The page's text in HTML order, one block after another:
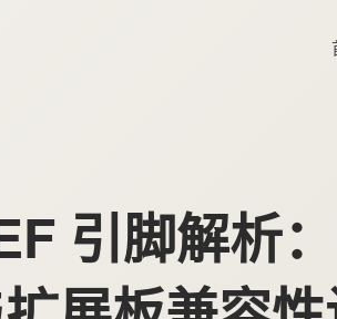
引脚解析